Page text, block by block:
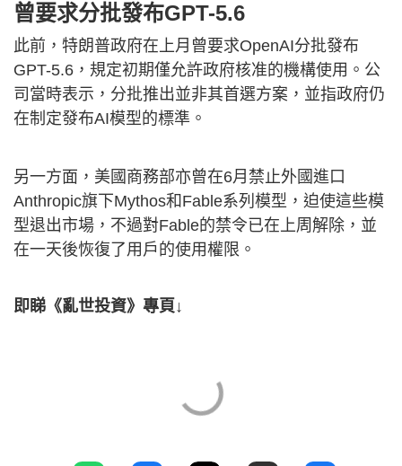
曾要求分批發布GPT-5.6
此前，特朗普政府在上月曾要求OpenAI分批發布
GPT-5.6，規定初期僅允許政府核准的機構使用。公
司當時表示，分批推出並非其首選方案，並指政府仍
在制定發布AI模型的標準。
另一方面，美國商務部亦曾在6月禁止外國進口
Anthropic旗下Mythos和Fable系列模型，迫使這些模
型退出市場，不過對Fable的禁令已在上周解除，並
在一天後恢復了用戶的使用權限。
即睇《亂世投資》專頁↓